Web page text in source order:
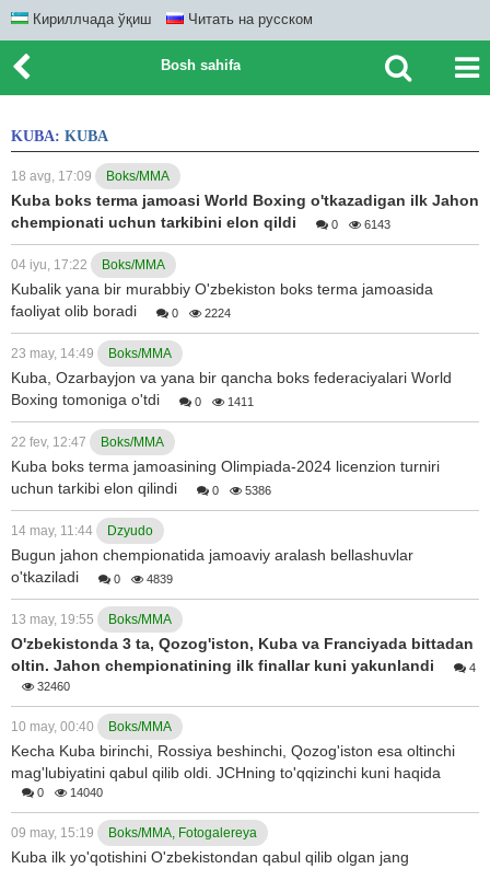
Кириллчада ўқиш Читать на русском
Bosh sahifa
KUBA: KUBA
18 avg, 17:09 Boks/MMA
Kuba boks terma jamoasi World Boxing o'tkazadigan ilk Jahon
chempionati uchun tarkibini elon qildi
0 6143
04 iyu, 17:22 Boks/MMA
Kubalik yana bir murabbiy O'zbekiston boks terma jamoasida
faoliyat olib boradi
0 2224
23 may, 14:49 Boks/MMA
Kuba, Ozarbayjon va yana bir qancha boks federaciyalari World
Boxing tomoniga o'tdi
0 1411
22 fev, 12:47 Boks/MMA
Kuba boks terma jamoasining Olimpiada-2024 licenzion turniri
uchun tarkibi elon qilindi
0 5386
14 may, 11:44 Dzyudo
Bugun jahon chempionatida jamoaviy aralash bellashuvlar
o'tkaziladi
0 4839
13 may, 19:55 Boks/MMA
O'zbekistonda 3 ta, Qozog'iston, Kuba va Franciyada bittadan
oltin. Jahon chempionatining ilk finallar kuni yakunlandi
4
32460
10 may, 00:40 Boks/MMA
Kecha Kuba birinchi, Rossiya beshinchi, Qozog'iston esa oltinchi
mag'lubiyatini qabul qilib oldi. JCHning to'qqizinchi kuni haqida
0 14040
09 may, 15:19 Boks/MMA, Fotogalereya
Kuba ilk yo'qotishini O'zbekistondan qabul qilib olgan jang